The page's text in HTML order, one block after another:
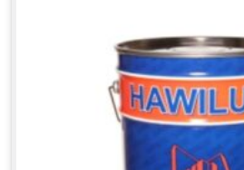
باشد.
گزینه
ها
ممکن